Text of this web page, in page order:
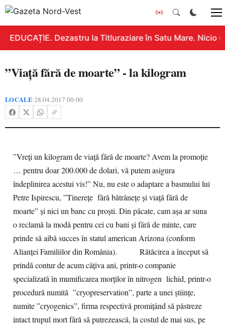
EDUCAȚIE. Dezastru la Titluraziare în Satu Mare. Nicio
”Viață fără de moarte” - la kilogram
LOCALE•28.04.2017 00:00
”Vreți un kilogram de viață fără de moarte? Avem la promoție
… pentru doar 200.000 de dolari, vă putem asigura
îndeplinirea acestui vis!” Nu, nu este o adaptare a basmului lui
Petre Ispirescu, ”Tinerețe fără bătrânețe și viață fără de
moarte” și nici un banc cu proști. Din păcate, cam așa ar suna
o reclamă la modă pentru cei cu bani și fără de minte, care
prinde să aibă succes în statul american Arizona (conform
Alianței Familiilor din România). Rătăcirea a început să
prindă contur de acum câțiva ani, printr-o companie
specializată în mumificarea morților în nitrogen lichid, printr-o
procedură numită ”cryopreservation”, parte a unei științe,
numite ”cryogenics”, firma respectivă promițând să păstreze
intact trupul mort fără să putrezească, la costul de mai sus, pe